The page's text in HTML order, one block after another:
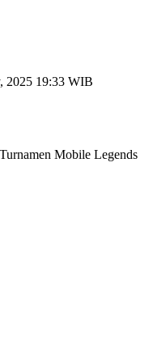
2025 19:33 WIB
Mobile Legends